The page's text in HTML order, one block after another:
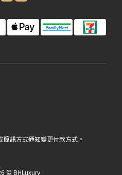
訊方式通知變更付款方式。
© BHLuxury